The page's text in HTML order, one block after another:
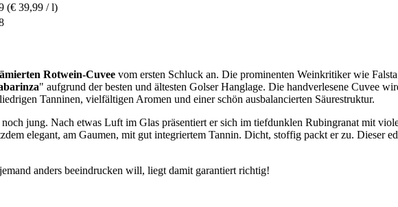
(€ 39,99 / l)
Rotwein-Cuvee vom ersten Schluck an. Die prominenten Weinkritiker wie
" aufgrund der besten und ältesten Golser Hanglage. Die handverlesene Cuvee
Tanninen, vielfältigen Aromen und einer schön ausbalancierten Säurestruktur.
jung. Nach etwas Luft im Glas präsentiert er sich im tiefdunklen Rubingranat mit
elegant, am Gaumen, mit gut integriertem Tannin. Dicht, stoffig packt er zu. Dieser
anders beeindrucken will, liegt damit garantiert richtig!